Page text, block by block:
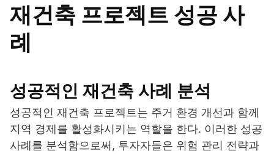
재건축 프로젝트 성공 사
례
성공적인 재건축 사례 분석
성공적인 재건축 프로젝트는 주거 환경 개선과 함께
지역 경제를 활성화시키는 역할을 한다. 이러한 성공
사례를 분석함으로써, 투자자들은 위험 관리 전략과